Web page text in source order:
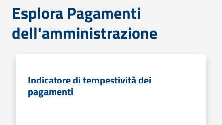
Esplora Pagamenti
dell'amministrazione
Indicatore di tempestività dei
pagamenti